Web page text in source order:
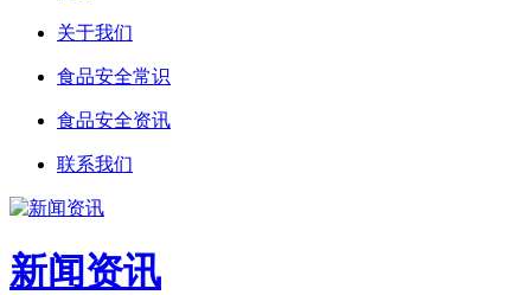
关于我们
食品安全常识
食品安全资讯
联系我们
新闻资讯